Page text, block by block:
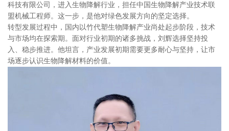
科技有限公司，进入生物降解行业，担任中国生物降解产业技术联
盟机械工程师。这一步，是他对绿色发展方向的坚定选择。
转型发展过程中，国内以竹代塑生物降解产业尚处起步阶段，技术
与市场均在探索期。面对行业初期的诸多挑战，刘辉选择坚持投
入、稳步推进。他坦言，产业发展初期需要更多耐心与坚持，让市
场逐步认识生物降解材料的价值。